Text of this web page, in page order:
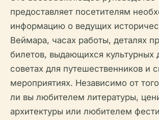
предоставляет посетителям
информацию о ведущих
Веймара, часах работы, деталях
билетов, выдающихся культурных
советах для путешественников и
мероприятиях. Независимо от
ли вы любителем литературы,
архитектуры или любителем